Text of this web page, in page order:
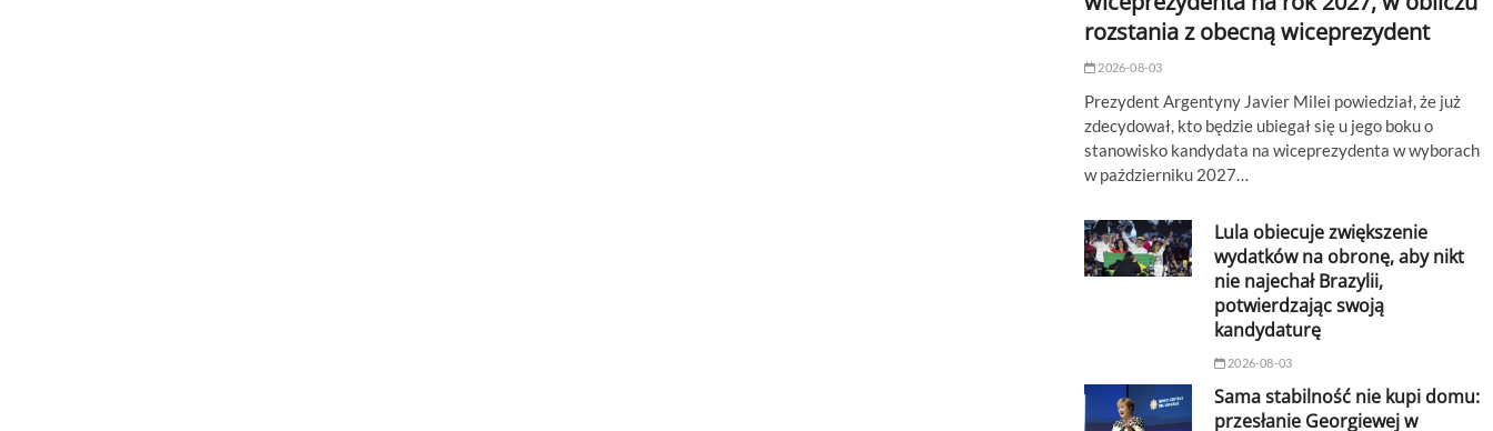
rozstania z obecną wiceprezydent
2026-08-03
Prezydent Argentyny Javier Milei powiedział, że już
zdecydował, kto będzie ubiegał się u jego boku o
stanowisko kandydata na wiceprezydenta w wyborach
w październiku 2027…
Lula obiecuje zwiększenie
wydatków na obronę, aby nikt
nie najechał Brazylii,
potwierdzając swoją
kandydaturę
2026-08-03
Sama stabilność nie kupi domu:
przesłanie Georgiewej w